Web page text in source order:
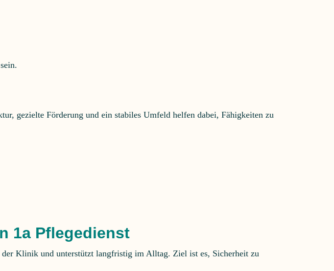
gezielte Förderung und ein stabiles Umfeld helfen dabei, Fähigkeiten zu
1a Pflegedienst
Klinik und unterstützt langfristig im Alltag. Ziel ist es, Sicherheit zu